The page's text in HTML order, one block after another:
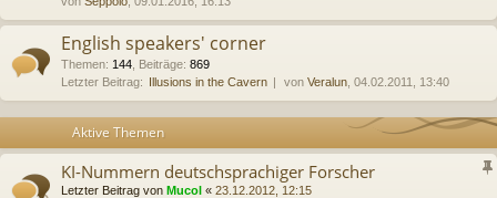
English speakers' corner
Themen: 144 Beiträge: 869
Letzter Beitrag: Illusions in the Cavern von Veralun , 04.02.2011, 13:40
Aktive Themen
KI-Nummern deutschsprachiger Forscher
Letzter Beitrag von Mucol « 23.12.2012, 12:15